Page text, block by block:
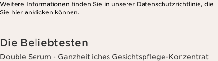
Weitere Informationen finden Sie in unserer Datenschutzrichtlinie, die
Sie hier anklicken können.
Die Beliebtesten
Double Serum - Ganzheitliches Gesichtspflege-Konzentrat